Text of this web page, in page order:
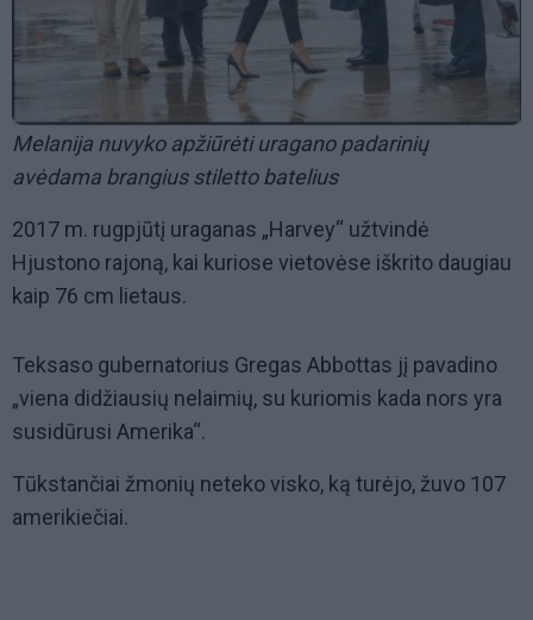
Melanija nuvyko apžiūrėti uragano padarinių
avėdama brangius stiletto batelius
2017 m. rugpjūtį uraganas „Harvey“ užtvindė
Hjustono rajoną, kai kuriose vietovėse iškrito daugiau
kaip 76 cm lietaus.
Teksaso gubernatorius Gregas Abbottas jį pavadino
„viena didžiausių nelaimių, su kuriomis kada nors yra
susidūrusi Amerika“.
Tūkstančiai žmonių neteko visko, ką turėjo, žuvo 107
amerikiečiai.